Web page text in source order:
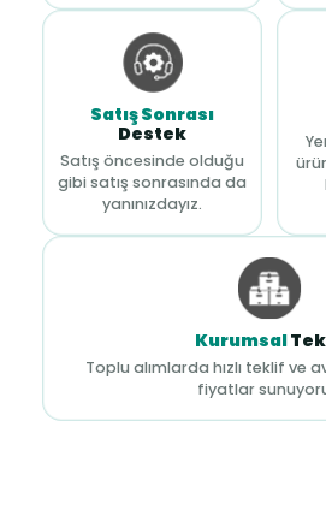
Satış Sonrası
Destek
Satış öncesinde olduğu
gibi satış sonrasında da
yanınızdayız.
Kurumsal
Toplu alımlarda hızlı teklif ve
fiyatlar